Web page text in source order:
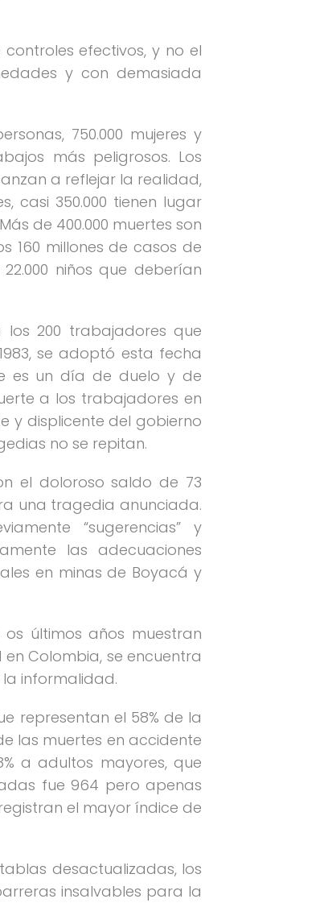
efectivos, y no el
y con demasiada
750.000 mujeres y
más peligrosos. Los
a reflejar la realidad,
casi 350.000 tienen lugar
de 400.000 muertes son
160 millones de casos de
niños que deberían
200 trabajadores que
se adoptó esta fecha
es un día de duelo y de
a los trabajadores en
y displicente del gobierno
no se repitan.
el doloroso saldo de 73
una tragedia anunciada.
“sugerencias” y
las adecuaciones
en minas de Boyacá y
últimos años muestran
Colombia, se encuentra
informalidad.
representan el 58% de la
las muertes en accidente
a adultos mayores, que
fue 964 pero apenas
el mayor índice de
desactualizadas, los
insalvables para la